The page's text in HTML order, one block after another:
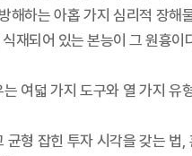
해하는 아홉 가지 심리적 장
재되어 있는 본능이 그 원흉
여덟 가지 도구와 열 가지
균형 잡힌 투자 시각을 갖는